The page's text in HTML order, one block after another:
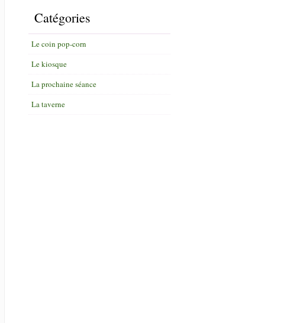
Catégories
Le coin pop-corn
Le kiosque
La prochaine séance
La taverne